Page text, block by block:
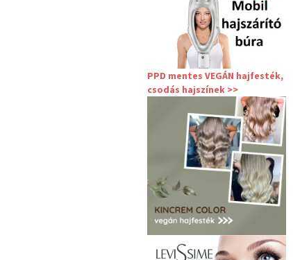
PPD mentes VEGÁN hajfesték,
csodás hajszínek >>